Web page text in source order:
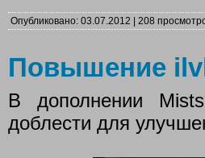
Опубликовано: 03.07.2012 | 208
Повышение
В дополнении
доблести для